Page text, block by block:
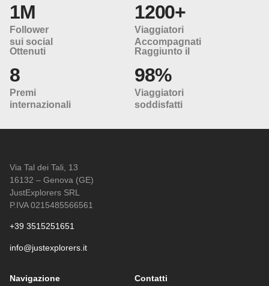
1M
Follower
sui social
1200+
Viaggiatori
Accompagnati
Ottenuti
8
Premi
internazionali
Raggiunto il
98%
Viaggiatori
soddisfatti
Via Tal dei Tali, 13
16132 – Genova (GE)
JustExplorers SRL
P.IVA 0215485566561
+39 3515251651
info@justexplorers.it
Navigazione
Contatti